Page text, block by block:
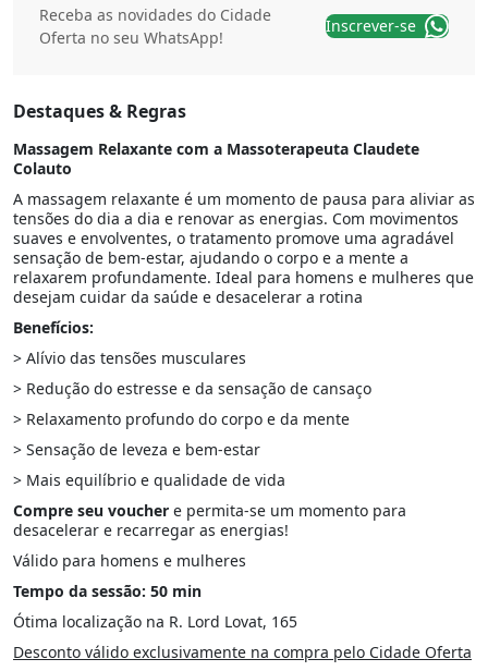
Receba as novidades do Cidade
Oferta no seu WhatsApp!
Inscrever-se
Destaques & Regras
Massagem Relaxante com a Massoterapeuta Claudete
Colauto
A massagem relaxante é um momento de pausa para aliviar as
tensões do dia a dia e renovar as energias. Com movimentos
suaves e envolventes, o tratamento promove uma agradável
sensação de bem-estar, ajudando o corpo e a mente a
relaxarem profundamente. Ideal para homens e mulheres que
desejam cuidar da saúde e desacelerar a rotina
Benefícios:
> Alívio das tensões musculares
> Redução do estresse e da sensação de cansaço
> Relaxamento profundo do corpo e da mente
> Sensação de leveza e bem-estar
> Mais equilíbrio e qualidade de vida
Compre seu voucher e permita-se um momento para
desacelerar e recarregar as energias!
Válido para homens e mulheres
Tempo da sessão: 50 min
Ótima localização na R. Lord Lovat, 165
Desconto válido exclusivamente na compra pelo Cidade Oferta